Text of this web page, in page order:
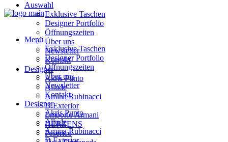
Auswahl
Exklusive Taschen
Designer Portfolio
Öffnungszeiten
Über uns
Newsletter
Kontakt
Designer
Akris Punto
Allude
Amina Rubinacci
D.Exterior
Emporio Armani
HERZENS
Peserico
Menü
Exklusive Taschen
Designer Portfolio
Öffnungszeiten
Über uns
Newsletter
Kontakt
Designer
Akris Punto
Allude
Amina Rubinacci
D.Exterior